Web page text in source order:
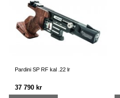
Pardini SP RF kal .22 lr
37 790 kr